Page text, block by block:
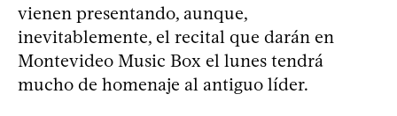
vienen presentando, aunque,
inevitablemente, el recital que darán en
Montevideo Music Box el lunes tendrá
mucho de homenaje al antiguo líder.